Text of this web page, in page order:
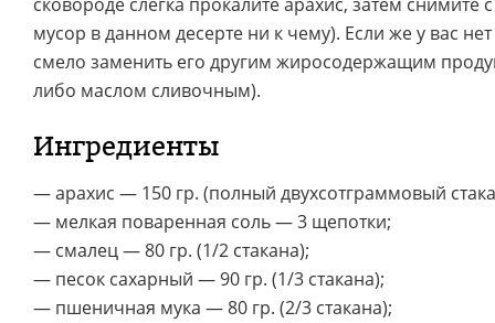
мусор в данном десерте ни к чему). Если же у вас
смело заменить его другим жиросодержащим
либо маслом сливочным).
Ингредиенты
— арахис — 150 гр. (полный двухсотграммовый
— мелкая поваренная соль — 3 щепотки;
— смалец — 80 гр. (1/2 стакана);
— песок сахарный — 90 гр. (1/3 стакана);
— пшеничная мука — 80 гр. (2/3 стакана);